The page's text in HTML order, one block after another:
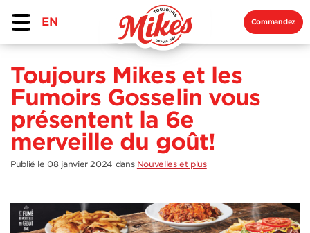
EN Commandez
Toujours Mikes et les
Fumoirs Gosselin vous
présentent la 6e
merveille du goût!
Publié le 08 janvier 2024 dans Nouvelles et plus